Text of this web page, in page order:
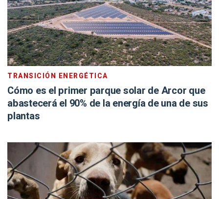
TRANSICIÓN ENERGÉTICA
Cómo es el primer parque solar de Arcor que
abastecerá el 90% de la energía de una de sus
plantas